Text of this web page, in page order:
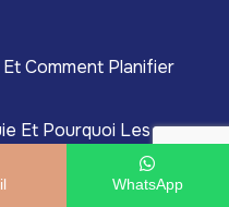
Comment Planifier
Et Pourquoi Les
2026!
Et Comment
WhatsApp